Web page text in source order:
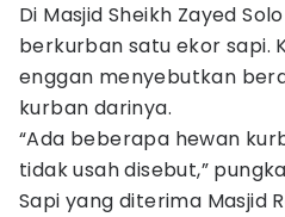
Di Masjid Sheikh Zayed
berkurban satu ekor sapi.
enggan menyebutkan
kurban darinya.
“Ada beberapa hewan
tidak usah disebut,”
Sapi yang diterima Masjid